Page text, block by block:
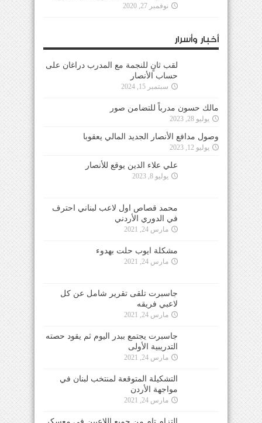
نوفمبر 27, 2020
أخبار وأسرار
لقب ثانٍ للنجمة مع المدرب دراغان على
حساب الأنصار
سبتمبر 15, 2024
مالك حسون مدرباً للتضامن صور
يوليو 28, 2023
وصول مدافع الأنصار الجديد المالي يعقوبا
يوليو 12, 2023
علي علاء الدين يوقع للأنصار
يوليو 8, 2023
محمد قصاص اول لاعب لبناني احترف
في الدوري الأردني
مارس 24, 2021
مشكلة ايوب حلت بهدوء
مارس 24, 2021
جاسبرت تلقى تقرير شامل عن كل
لاعبي فريقه
مارس 24, 2021
جاسبرت يجتمع ببدر اليوم ثم يقود حصته
التدريبية الأولى
مارس 24, 2021
التشكيلة المتوقعة لمنتخب لبنان في
مواجهة الأردن
مارس 24, 2021